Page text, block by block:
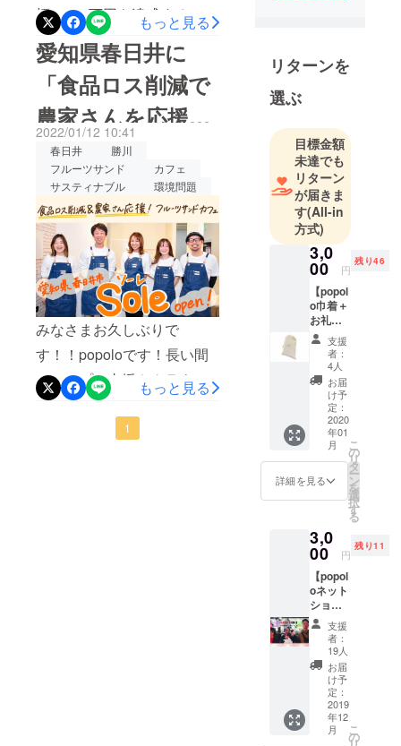
標の100万円を達成すること
が出来ました。ほんとにあ
りがとうございま
す！！！！みなさんがたく
さん応援してくれたお陰で
知らない方も、お店の存在
を知っていただいたり出来
たら行くよ～！！！ってい
う言葉もたくさん聞くこと
が出来たのが幸せで、感謝
だし余計に気が引き締まる
ことになりました！ありが
とうございます！！実はま
だまだ実は足りていませ
ん！多くの人と一緒にネク
ストゴールに向かってチャ
レンジします！！次はメ
ディアからの依頼も来るよ
もっと見る
愛知県春日井に
「食品ロス削減で
農家さんを応援す
るフルーツサンド
カフェ」をオープ
ンします！
2022/01/12 10:41
春日井
勝川
フルーツサンド
カフェ
サスティナブル
環境問題
みなさまお久しぶりで
す！！popoloです！長い間
ショップの支援やクラウド
ファンディングでも大変お
世話になりました！この度
もっと見る
1
私たちが作
る美濃焼タ
イルを
使ったアク
セサリー
は、
すべて、一
つ一つ手作
業でつくら
れていま
そして、タ
イルも職人
さんが作る
ため、
違った顔を
持っていま
す。
サリーを作
るきっかけ
若い人たち
からはタイ
ルの認知が
どんどん薄
れてきてい
伝統のもの
が見られな
くなってし
リターンを
選ぶ
目標金額
未達でも
リターン
が届きま
す(All-in
方式)
3,0
00 円
残り46
【popol
o巾着＋
お礼の
手紙】
クラウ
ドファ
ンディ
ング限
定！
popolo
巾着を
つけた
リター
ンで
す。 巾
着のサ
W170×
H260m
m こ
ちらに
なりま
すので
よろし
くお願
いしま
す。
支援
者：
4人
お届
け予
定：
2020
年01
月
詳細を見る
こ
の
リ
タ
ー
ン
を
選
択
す
る
3,0
00 円
残り11
【popol
oネット
ショッ
プで使
える
5000円
割引
クーポ
ン＋お
礼のお
手紙】
秘密の
支援
者：
19人
お届
け予
定：
2019
年12
月
こ
の